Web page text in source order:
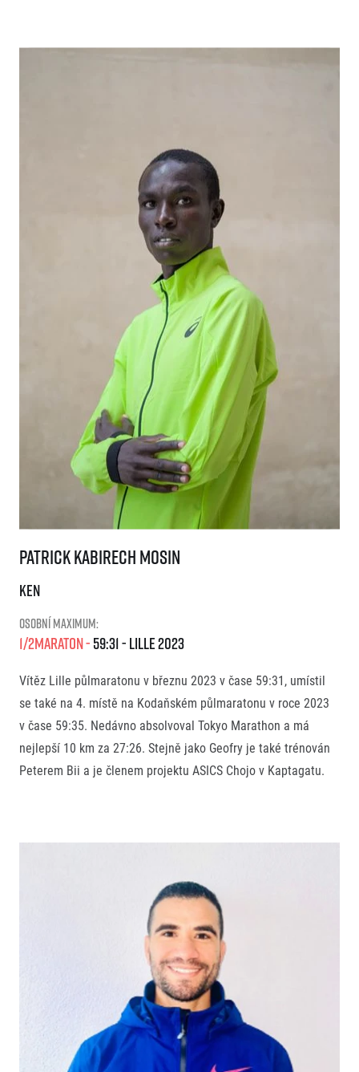
Patrick Kabirech Mosin
KEN
Osobní maximum:
1/2Maraton 59:31 Lille2023
Vítěz Lille půlmaratonu v březnu 2023 v čase 59:31, umístil
se také na 4. místě na Kodaňském půlmaratonu v roce 2023
v čase 59:35. Nedávno absolvoval Tokyo Marathon a má
nejlepší 10 km za 27:26. Stejně jako Geofry je také trénován
Peterem Bii a je členem projektu ASICS Chojo v Kaptagatu.